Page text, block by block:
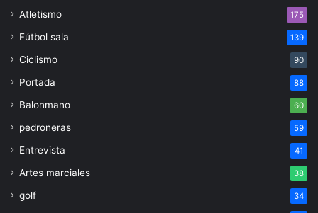
Atletismo 175
Fútbol sala 139
Ciclismo 90
Portada 88
Balonmano 60
pedroneras 59
Entrevista 41
Artes marciales 38
golf 34